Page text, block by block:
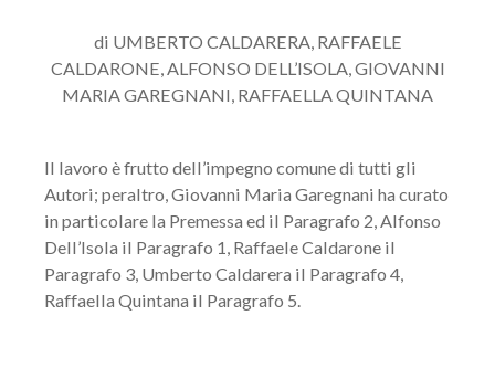
di UMBERTO CALDARERA, RAFFAELE
CALDARONE, ALFONSO DELL’ISOLA, GIOVANNI
MARIA GAREGNANI, RAFFAELLA QUINTANA
Il lavoro è frutto dell’impegno comune di tutti gli
Autori; peraltro, Giovanni Maria Garegnani ha curato
in particolare la Premessa ed il Paragrafo 2, Alfonso
Dell’Isola il Paragrafo 1, Raffaele Caldarone il
Paragrafo 3, Umberto Caldarera il Paragrafo 4,
Raffaella Quintana il Paragrafo 5.